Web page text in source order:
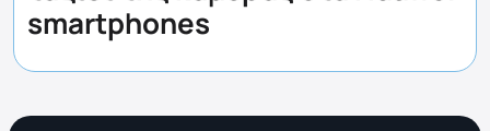
smartphones